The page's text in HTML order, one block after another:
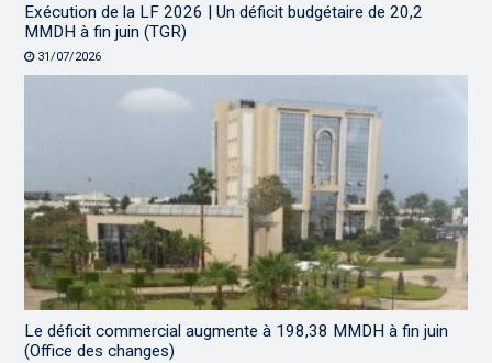
Exécution de la LF 2026 | Un déficit budgétaire de 20,2
MMDH à fin juin (TGR)
31/07/2026
Le déficit commercial augmente à 198,38 MMDH à fin juin
(Office des changes)